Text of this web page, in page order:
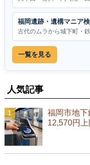
福岡遺跡・遺構マニア
古代のムラから城下町・
一覧を見る
人気記事
福岡市地下
12,570円